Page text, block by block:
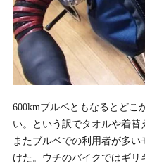
600kmブルベともなるとどこ
い。という訳でタオルや着
またブルベでの利用者が多
けた。ウチのバイクではギ